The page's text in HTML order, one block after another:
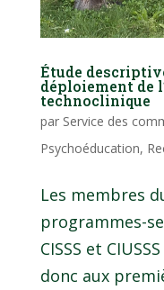
Étude
déploiement de
technoclinique
par Service des
Psychoéducation,
Les membres
programmes-
CISSS et
donc aux